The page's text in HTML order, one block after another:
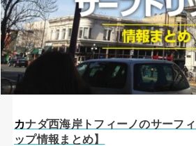
カナダ西海岸トフィーノのサーフィン事情【サーフトリ
ップ情報まとめ】